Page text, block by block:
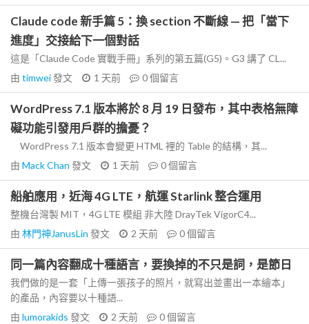
Claude code 新手篇 5：換 section 不斷線 — 把「當下
進度」交接給下一個對話
這是「Claude Code 實戰手冊」系列的第五篇(G5)。G3 講了 CL...
由 timwei發文 1 天前 0個留言
WordPress 7.1 版本將於 8 月 19 日發布，其中表格無障
礙功能引發用戶群的擔憂？
WordPress 7.1 版本會變更 HTML 裡的 Table 的結構，其...
由 Mack Chan 發文 1 天前 0個留言
船舶應用，近海 4G LTE，航運 Starlink 整合運用
整機台灣製 MIT，4G LTE 模組 非大陸 DrayTek VigorC4...
由 林門神JanusLin 發文 2 天前 0個留言
同一篇內容翻成十種語言，要換掉的不只是詞，是節日
我們做的是一套「上傳一張孩子的照片，就寫出並畫出一本繪本」
的產品，內容要以十種語...
由 lumorakids 發文 2 天前 0個留言